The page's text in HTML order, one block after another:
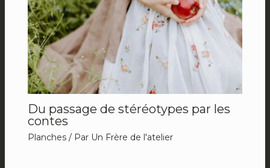
Du passage de stéréotypes par les
contes
Planches/ Par Un Frère de l'atelier